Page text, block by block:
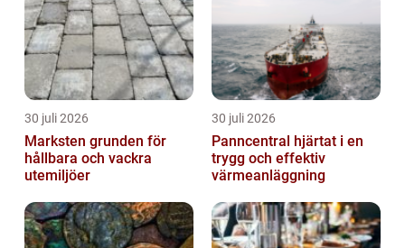
30 juli 2026
Marksten grunden för
hållbara och vackra
utemiljöer
30 juli 2026
Panncentral hjärtat i en
trygg och effektiv
värmeanläggning